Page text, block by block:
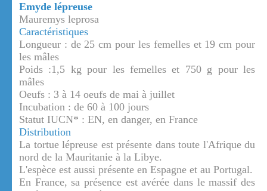
Emyde lépreuse
Mauremys leprosa
Caractéristiques
Longueur : de 25 cm pour les femelles et 19 cm pour
les mâles
Poids :1,5 kg pour les femelles et 750 g pour les
mâles
Oeufs : 3 à 14 oeufs de mai à juillet
Incubation : de 60 à 100 jours
Statut IUCN* : EN, en danger, en France
Distribution
La tortue lépreuse est présente dans toute l'Afrique du
nord de la Mauritanie à la Libye.
L'espèce est aussi présente en Espagne et au Portugal.
En France, sa présence est avérée dans le massif des